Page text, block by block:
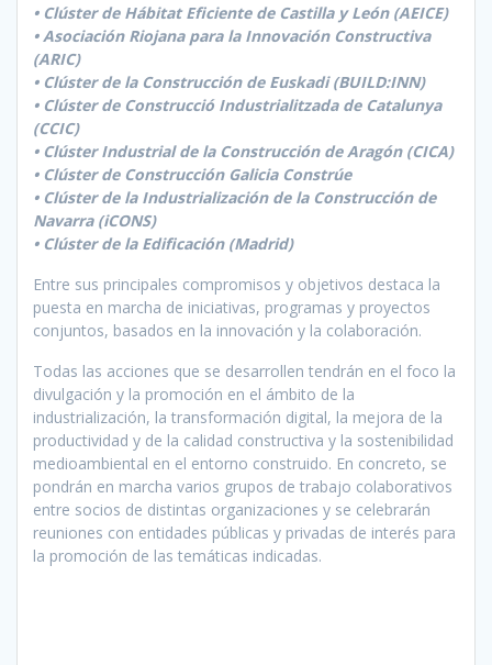
• Clúster de Hábitat Eficiente de Castilla y León (AEICE)
• Asociación Riojana para la Innovación Constructiva
(ARIC)
• Clúster de la Construcción de Euskadi (BUILD:INN)
• Clúster de Construcció Industrialitzada de Catalunya
(CCIC)
• Clúster Industrial de la Construcción de Aragón (CICA)
• Clúster de Construcción Galicia Constrúe
• Clúster de la Industrialización de la Construcción de
Navarra (iCONS)
• Clúster de la Edificación (Madrid)
Entre sus principales compromisos y objetivos destaca la
puesta en marcha de iniciativas, programas y proyectos
conjuntos, basados en la innovación y la colaboración.
Todas las acciones que se desarrollen tendrán en el foco la
divulgación y la promoción en el ámbito de la
industrialización, la transformación digital, la mejora de la
productividad y de la calidad constructiva y la sostenibilidad
medioambiental en el entorno construido. En concreto, se
pondrán en marcha varios grupos de trabajo colaborativos
entre socios de distintas organizaciones y se celebrarán
reuniones con entidades públicas y privadas de interés para
la promoción de las temáticas indicadas.